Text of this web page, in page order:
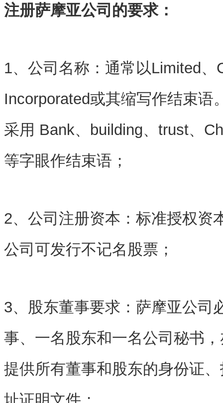
注册萨摩亚公司的要求：
1、公司名称：通常以Limited、
Incorporated或其缩写作结束语
采用 Bank、building、trust、
等字眼作结束语；
2、公司注册资本：标准授权资
公司可发行不记名股票；
3、股东董事要求：萨摩亚公司
事、一名股东和一名公司秘书
提供所有董事和股东的身份证